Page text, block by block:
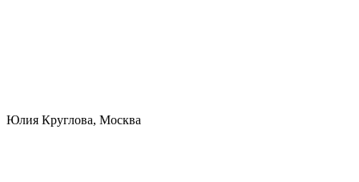
Юлия Круглова, Москва